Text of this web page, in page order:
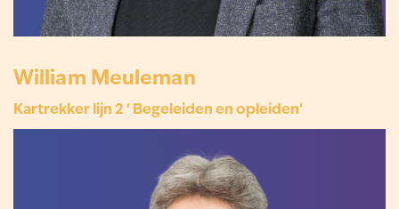
William Meuleman
Kartrekker lijn 2 ‘ Begeleiden en opleiden’